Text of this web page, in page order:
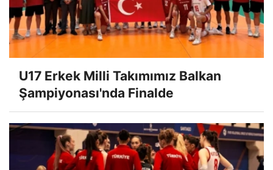
U17 Erkek Milli Takımımız Balkan
Şampiyonası'nda Finalde